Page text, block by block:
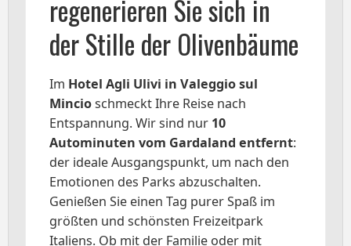
regenerieren Sie sich in
der Stille der Olivenbäume
Im Hotel Agli Ulivi in Valeggio sul
Mincioschmeckt Ihre Reise nach
Entspannung. Wir sind nur 10
Autominuten vom Gardaland entfernt:
der ideale Ausgangspunkt, um nach den
Emotionen des Parks abzuschalten.
Genießen Sie einen Tag purer Spaß im
größten und schönsten Freizeitpark
Italiens. Ob mit der Familie oder mit